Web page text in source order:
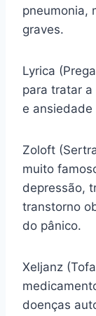
pneumonia,
graves.
Lyrica
para tratar a
e ansiedade
Zoloft
muito
depressão,
transtorno
do pânico.
Xeljanz
doenças